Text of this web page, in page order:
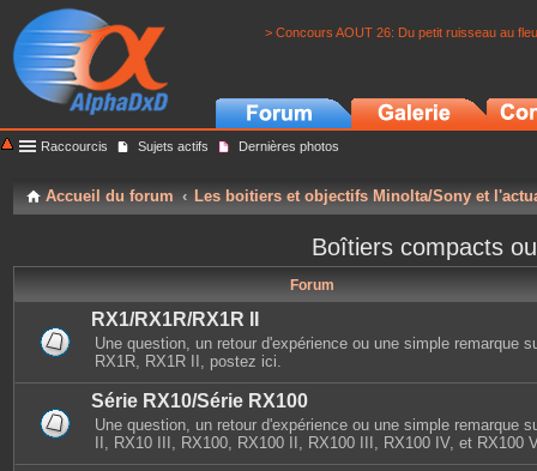
> Concours AOUT 26: Du petit ruisseau au
Raccourcis Sujets actifs Dernières photos
Accueil du forum Les boitiers et objectifs Minolta/Sony et
Boîtiers compacts
Forum
RX1/RX1R/RX1R II
Une question, un retour d'expérience ou une simple remarque
RX1R, RX1R II, postez ici.
Série RX10/Série RX100
Une question, un retour d'expérience ou une simple remarque
II, RX10 III, RX100, RX100 II, RX100 III, RX100 IV, et RX100